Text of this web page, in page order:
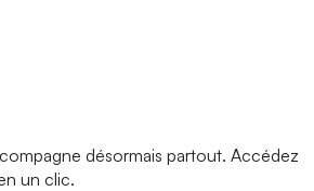
désormais partout. Accédez
un clic.